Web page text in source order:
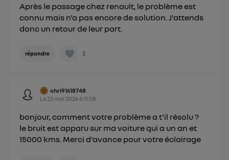
Après le passage chez renault, le problème est
connu mais n'a pas encore de solution. J'attends
donc un retour de leur part.
répondre 2
chri91618748
Le 22 mai 2026à11:08
bonjour, comment votre problème a t'il résolu ?
le bruit est apparu sur ma voiture qui a un an et
15000 kms. Merci d'avance pour votre éclairage